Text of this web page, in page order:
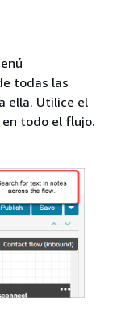
todas las
ella. Utilice el
todo el flujo.